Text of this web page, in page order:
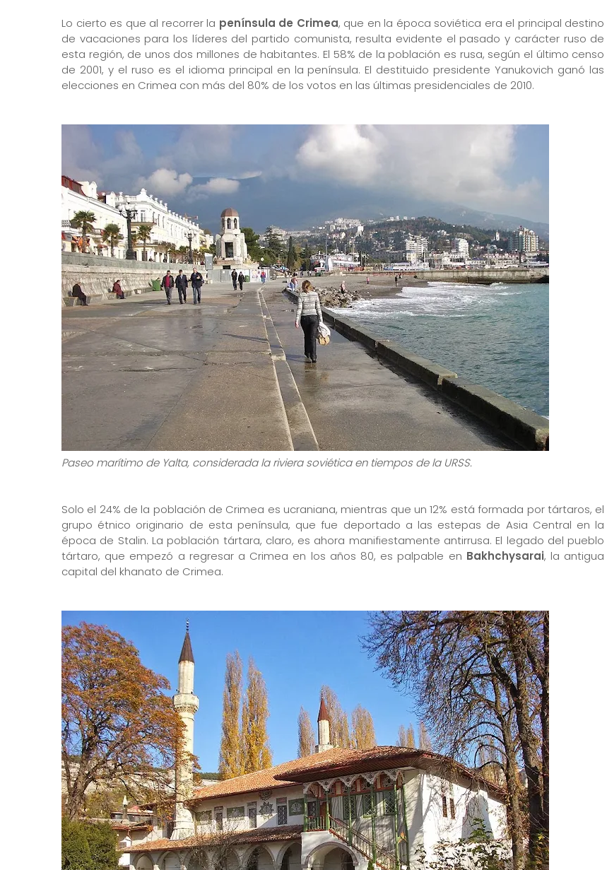
Lo cierto es que al recorrer la península de Crimea, que en la época soviética era el principal destino
de vacaciones para los líderes del partido comunista, resulta evidente el pasado y carácter ruso de
esta región, de unos dos millones de habitantes. El 58% de la población es rusa, según el último censo
de 2001, y el ruso es el idioma principal en la península. El destituido presidente Yanukovich ganó las
elecciones en Crimea con más del 80% de los votos en las últimas presidenciales de 2010.
Paseo marítimo de Yalta, considerada la riviera soviética en tiempos de la URSS.
Solo el 24% de la población de Crimea es ucraniana, mientras que un 12% está formada por tártaros, el
grupo étnico originario de esta península, que fue deportado a las estepas de Asia Central en la
época de Stalin. La población tártara, claro, es ahora manifiestamente antirrusa. El legado del pueblo
tártaro, que empezó a regresar a Crimea en los años 80, es palpable en Bakhchysarai, la antigua
capital del khanato de Crimea.